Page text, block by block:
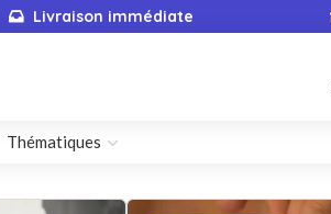
Livraison immédiate
Thématiques